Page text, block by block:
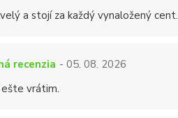
a stojí za každý vynaložený cent.
recenzia - 05. 08. 2026
vrátim.